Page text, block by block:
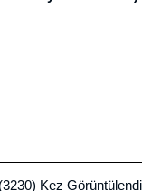
Kez Görüntülendi